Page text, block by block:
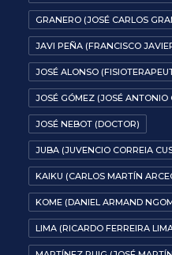
GRANERO (JOSÉ CARLOS
JAVI PEÑA (FRANCISCO
JOSÉ ALONSO
JOSÉ GÓMEZ (JOSÉ ANTONIO
JOSÉ NEBOT (DOCTOR)
JUBA (JUVENCIO CORREIA
KAIKU (CARLOS MARTÍN
KOME (DANIEL ARMAND
LIMA (RICARDO FERREIRA